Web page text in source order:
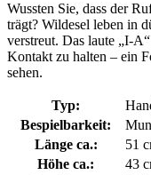
Wussten Sie, dass der
trägt? Wildesel leben in
verstreut. Das laute „I-
Kontakt zu halten – ein
sehen.
Typ:
Bespielbarkeit:
Länge ca.:
51
Höhe ca.:
43